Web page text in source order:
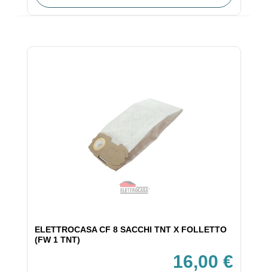
ELETTROCASA CF 8 SACCHI TNT X FOLLETTO
(FW 1 TNT)
16,00 €